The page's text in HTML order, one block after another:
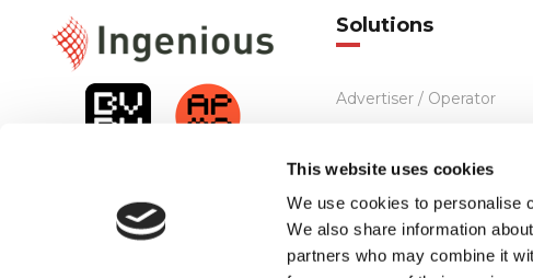
This website uses cookies
We use cookies to personalise
We also share information
partners who may combine it
Solutions
Advertiser / Operator
Affiliates